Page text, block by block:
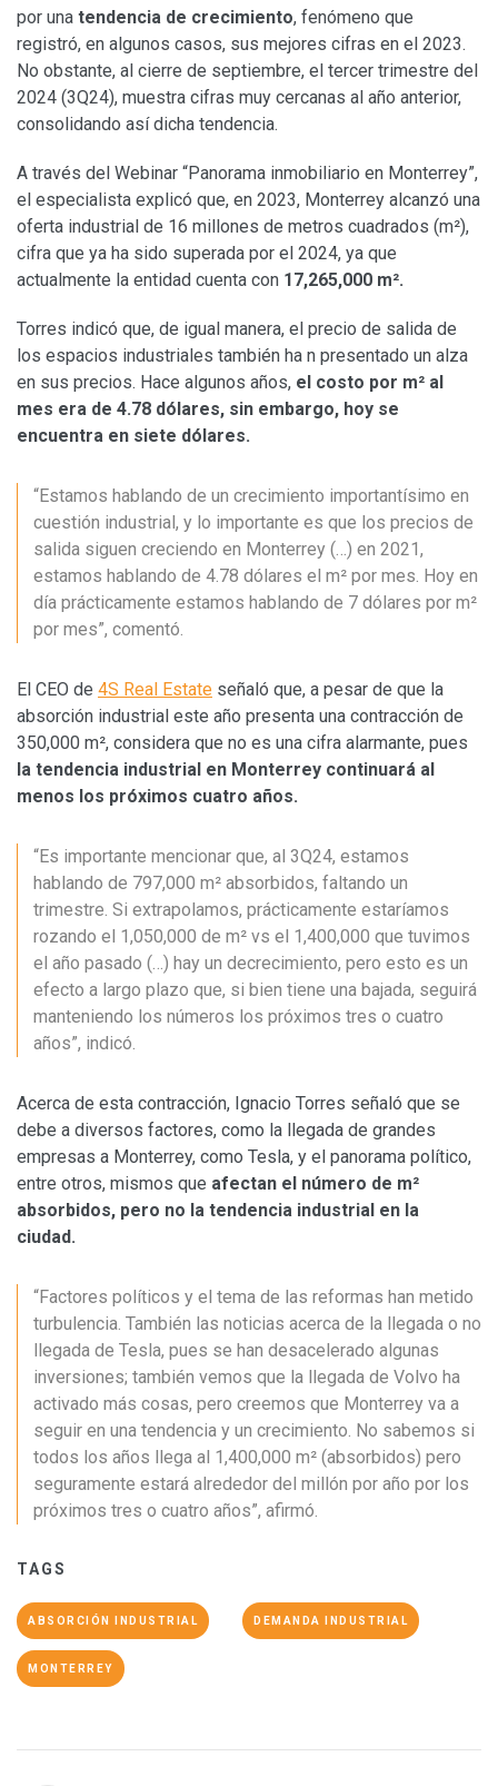
por una tendencia de crecimiento, fenómeno que
registró, en algunos casos, sus mejores cifras en el 2023.
No obstante, al cierre de septiembre, el tercer trimestre del
2024 (3Q24), muestra cifras muy cercanas al año anterior,
consolidando así dicha tendencia.
A través del Webinar “Panorama inmobiliario en Monterrey”,
el especialista explicó que, en 2023, Monterrey alcanzó una
oferta industrial de 16 millones de metros cuadrados (m²),
cifra que ya ha sido superada por el 2024, ya que
actualmente la entidad cuenta con 17,265,000 m².
Torres indicó que, de igual manera, el precio de salida de
los espacios industriales también ha n presentado un alza
en sus precios. Hace algunos años, el costo por m² al
mes era de 4.78 dólares, sin embargo, hoy se
encuentra en siete dólares.
“Estamos hablando de un crecimiento importantísimo en
cuestión industrial, y lo importante es que los precios de
salida siguen creciendo en Monterrey (…) en 2021,
estamos hablando de 4.78 dólares el m² por mes. Hoy en
día prácticamente estamos hablando de 7 dólares por m²
por mes”, comentó.
El CEO de 4S Real Estate señaló que, a pesar de que la
absorción industrial este año presenta una contracción de
350,000 m², considera que no es una cifra alarmante, pues
la tendencia industrial en Monterrey continuará al
menos los próximos cuatro años.
“Es importante mencionar que, al 3Q24, estamos
hablando de 797,000 m² absorbidos, faltando un
trimestre. Si extrapolamos, prácticamente estaríamos
rozando el 1,050,000 de m² vs el 1,400,000 que tuvimos
el año pasado (…) hay un decrecimiento, pero esto es un
efecto a largo plazo que, si bien tiene una bajada, seguirá
manteniendo los números los próximos tres o cuatro
años”, indicó.
Acerca de esta contracción, Ignacio Torres señaló que se
debe a diversos factores, como la llegada de grandes
empresas a Monterrey, como Tesla, y el panorama político,
entre otros, mismos que afectan el número de m²
absorbidos, pero no la tendencia industrial en la
ciudad.
“Factores políticos y el tema de las reformas han metido
turbulencia. También las noticias acerca de la llegada o no
llegada de Tesla, pues se han desacelerado algunas
inversiones; también vemos que la llegada de Volvo ha
activado más cosas, pero creemos que Monterrey va a
seguir en una tendencia y un crecimiento. No sabemos si
todos los años llega al 1,400,000 m² (absorbidos) pero
seguramente estará alrededor del millón por año por los
próximos tres o cuatro años”, afirmó.
TAGS
ABSORCIÓN INDUSTRIAL DEMANDA INDUSTRIAL
MONTERREY